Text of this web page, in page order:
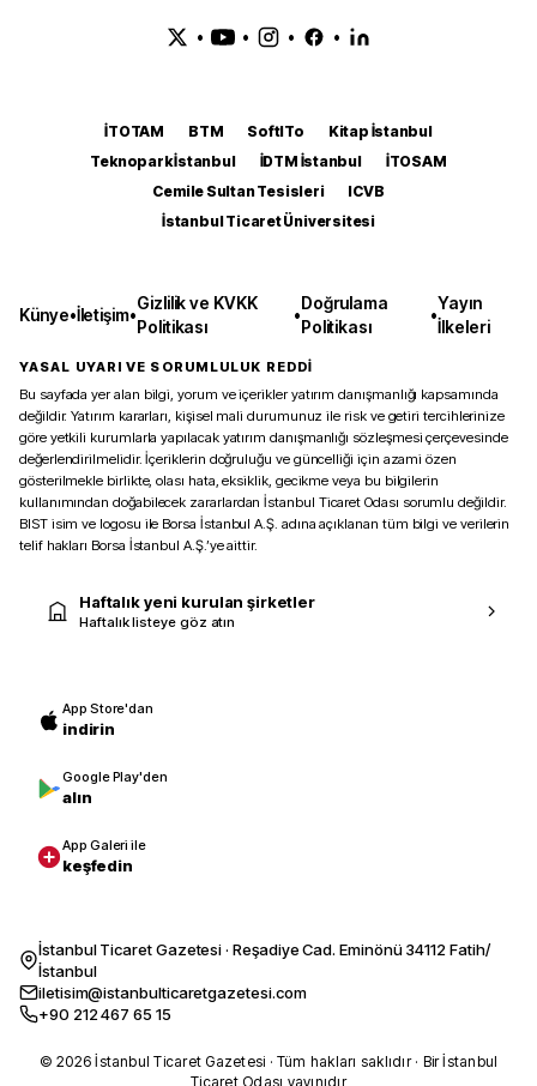
• • • •
İTOTAM BTM SoftITo
Kitap İstanbul
Teknopark İstanbul
İDTM İstanbul
İTOSAM
Cemile Sultan Tesisleri
ICVB
İstanbul Ticaret Üniversitesi
Künye•İletişim•
Gizlilik ve KVKK
Politikası
•
Doğrulama
Politikası
•
Yayın
İlkeleri
YASAL UYARI VE SORUMLULUK REDDİ
Bu sayfada yer alan bilgi, yorum ve içerikler yatırım danışmanlığı kapsamında
değildir. Yatırım kararları, kişisel mali durumunuz ile risk ve getiri tercihlerinize
göre yetkili kurumlarla yapılacak yatırım danışmanlığı sözleşmesi çerçevesinde
değerlendirilmelidir. İçeriklerin doğruluğu ve güncelliği için azami özen
gösterilmekle birlikte, olası hata, eksiklik, gecikme veya bu bilgilerin
kullanımından doğabilecek zararlardan İstanbul Ticaret Odası sorumlu değildir.
BIST isim ve logosu ile Borsa İstanbul A.Ş. adına açıklanan tüm bilgi ve verilerin
telif hakları Borsa İstanbul A.Ş.’ye aittir.
Haftalık yeni kurulan şirketler
Haftalık listeye göz atın
App Store'dan
indirin
Google Play'den
alın
App Galeri ile
keşfedin
İstanbul Ticaret Gazetesi · Reşadiye Cad. Eminönü 34112 Fatih/
İstanbul
iletisim@istanbulticaretgazetesi.com
+90 212 467 65 15
© 2026 İstanbul Ticaret Gazetesi · Tüm hakları saklıdır · Bir İstanbul
Ticaret Odası yayınıdır